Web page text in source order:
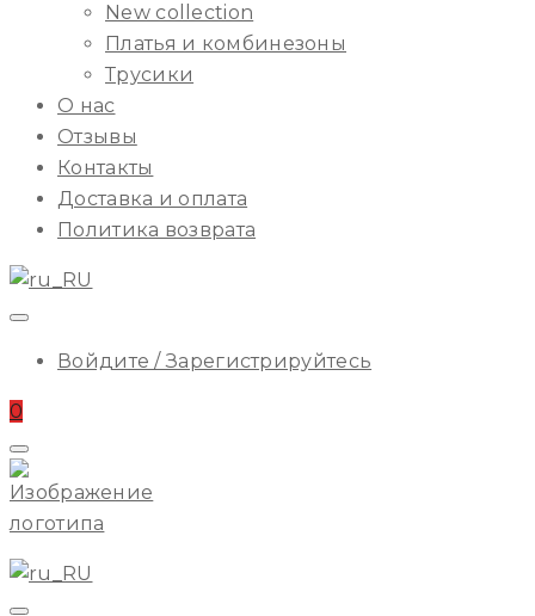
New collection
Платья и комбинезоны
Трусики
О нас
Отзывы
Контакты
Доставка и оплата
Политика возврата
Войдите / Зарегистрируйтесь
0
Начальное
Меню
ILA